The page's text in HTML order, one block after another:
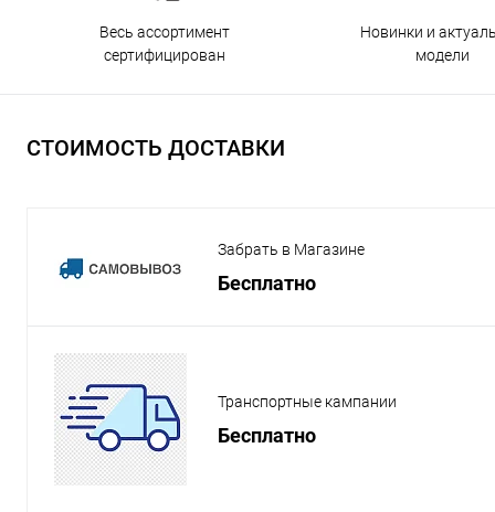
Весь ассортимент
сертифицирован
Новинки и
модели
СТОИМОСТЬ ДОСТАВКИ
Забрать в Магазине
Бесплатно
Транспортные кампании
Бесплатно